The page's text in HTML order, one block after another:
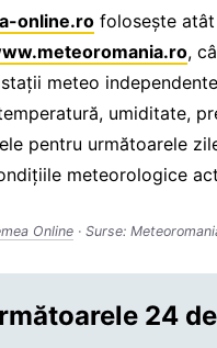
online.ro folosește
,
meteo
umiditate,
pentru următoarele
meteorologice
Online · Surse:
24